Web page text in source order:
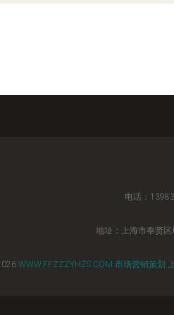
电话：
地址：上海市奉贤
WWW.FFZZZYHZS.COM 市场营销策划